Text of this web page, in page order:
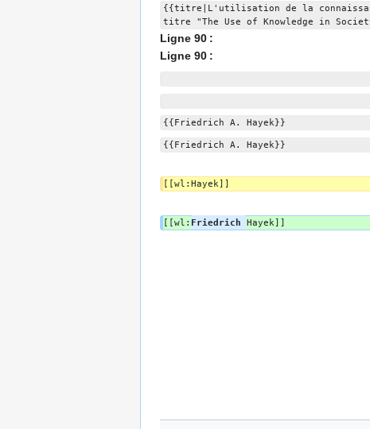
{{titre|L'utilisation de la
titre "The Use of Knowledge in
Ligne 90 :
Ligne 90 :
{{Friedrich A. Hayek}}
{{Friedrich A. Hayek}}
[[wl:Hayek]]
[[wl: Friedrich Hayek]]